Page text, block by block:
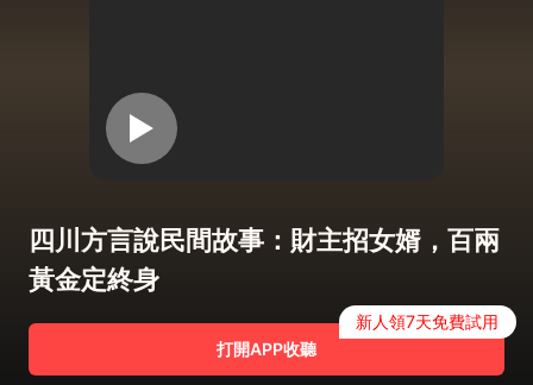
四川方言說民間故事：財主招女婿，百兩
黃金定終身
打開APP收聽
新人領7天免費試用